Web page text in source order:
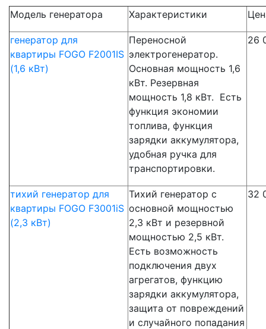
Модель генератора Характеристики
генератор для
квартиры FOGO F2001IS
(1,6 кВт)
Переносной
электрогенератор.
Основная мощность 1,6
кВт. Резервная
мощность 1,8 кВт. Есть
функция экономии
топлива, функция
зарядки аккумулятора,
удобная ручка для
транспортировки.
26
тихий генератор для
квартиры FOGO F3001iS
(2,3 кВт)
Тихий генератор с
основной мощностью
2,3 кВт и резервной
мощностью 2,5 кВт.
Есть возможность
подключения двух
агрегатов, функцию
зарядки аккумулятора,
защита от повреждений
и случайного попадания
32